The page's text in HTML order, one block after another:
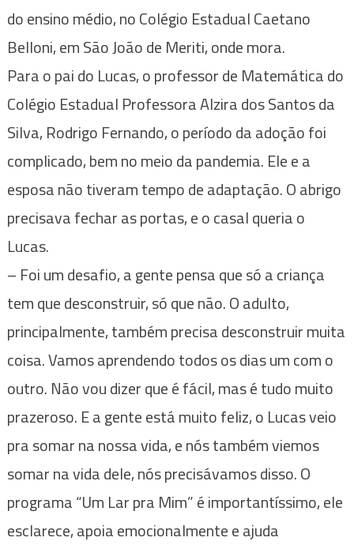
do ensino médio, no Colégio Estadual Caetano
Belloni, em São João de Meriti, onde mora.
Para o pai do Lucas, o professor de Matemática do
Colégio Estadual Professora Alzira dos Santos da
Silva, Rodrigo Fernando, o período da adoção foi
complicado, bem no meio da pandemia. Ele e a
esposa não tiveram tempo de adaptação. O abrigo
precisava fechar as portas, e o casal queria o
Lucas.
– Foi um desafio, a gente pensa que só a criança
tem que desconstruir, só que não. O adulto,
principalmente, também precisa desconstruir muita
coisa. Vamos aprendendo todos os dias um com o
outro. Não vou dizer que é fácil, mas é tudo muito
prazeroso. E a gente está muito feliz, o Lucas veio
pra somar na nossa vida, e nós também viemos
somar na vida dele, nós precisávamos disso. O
programa “Um Lar pra Mim” é importantíssimo, ele
esclarece, apoia emocionalmente e ajuda